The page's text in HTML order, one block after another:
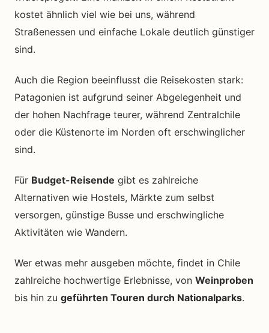
kostet ähnlich viel wie bei uns, während
Straßenessen und einfache Lokale deutlich günstiger
sind.
Auch die Region beeinflusst die Reisekosten stark:
Patagonien ist aufgrund seiner Abgelegenheit und
der hohen Nachfrage teurer, während Zentralchile
oder die Küstenorte im Norden oft erschwinglicher
sind.
Für Budget-Reisende gibt es zahlreiche
Alternativen wie Hostels, Märkte zum selbst
versorgen, günstige Busse und erschwingliche
Aktivitäten wie Wandern.
Wer etwas mehr ausgeben möchte, findet in Chile
zahlreiche hochwertige Erlebnisse, von Weinproben
bis hin zu geführten Touren durch Nationalparks.